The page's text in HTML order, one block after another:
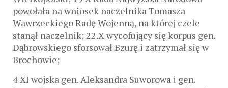
powołała na wniosek naczelnika Tomasza
Wawrzeckiego Radę Wojenną, na której czele
stanął naczelnik; 22.X wycofujący się korpus gen.
Dąbrowskiego sforsował Bzurę i zatrzymał się w
Brochowie;
4 XI wojska gen. Aleksandra Suworowa i gen.